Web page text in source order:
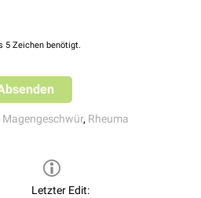
5 Zeichen benötigt.
Magengeschwür, Rheuma
Letzter Edit: